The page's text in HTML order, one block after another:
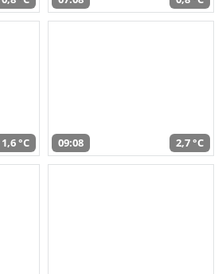
1,6 °C 09:08 2,7 °C